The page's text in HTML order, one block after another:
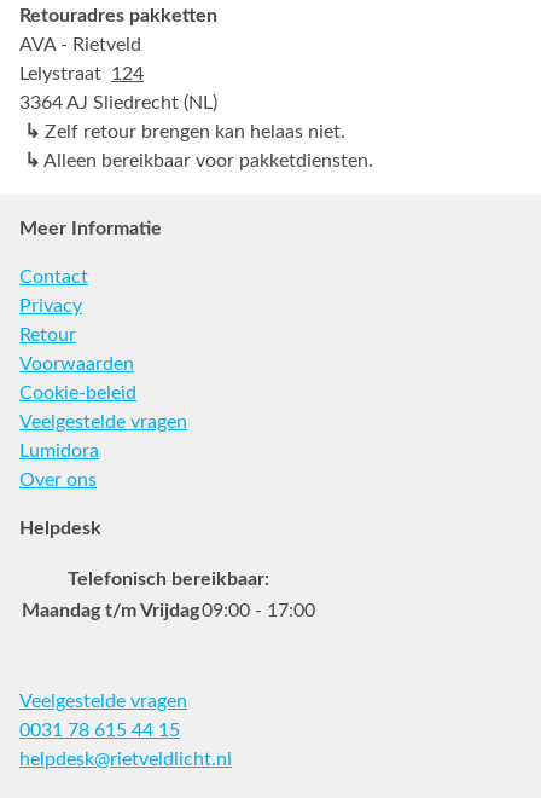
Retouradres pakketten
AVA - Rietveld
Lelystraat 124
3364 AJ Sliedrecht (NL)
↳ Zelf retour brengen kan helaas niet.
↳ Alleen bereikbaar voor pakketdiensten.
Meer Informatie
Contact
Privacy
Retour
Voorwaarden
Cookie-beleid
Veelgestelde vragen
Lumidora
Over ons
Helpdesk
Telefonisch bereikbaar:
Maandag t/m Vrijdag09:00 - 17:00
Veelgestelde vragen
0031 78 615 44 15
helpdesk@rietveldlicht.nl